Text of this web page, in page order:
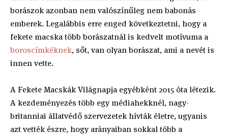
borászok azonban nem valószínűleg nem babonás
emberek. Legalábbis erre enged következtetni, hogy a
fekete macska több borászatnál is kedvelt motívuma a
boroscímkéknek, sőt, van olyan borászat, ami a nevét is
innen vette.
A Fekete Macskák Világnapja egyébként 2015 óta létezik.
A kezdeményezés több egy médiahekknél, nagy-
britanniai állatvédő szervezetek hívták életre, ugyanis
azt vették észre, hogy arányaiban sokkal több a